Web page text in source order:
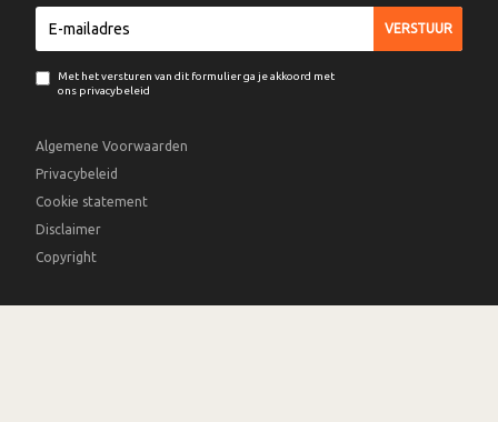
Met het versturen van dit formulier ga je akkoord met
ons privacybeleid
Algemene Voorwaarden
Privacybeleid
Cookie statement
Disclaimer
Copyright